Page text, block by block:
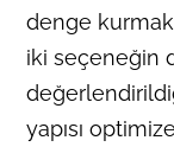
denge
iki seçeneğin
yapısı